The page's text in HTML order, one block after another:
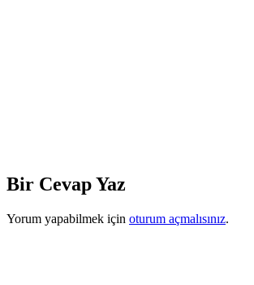
Bir Cevap Yaz
Yorum yapabilmek için oturum açmalısınız.